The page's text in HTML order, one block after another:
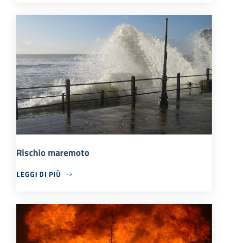
Rischio maremoto
LEGGI DI PIÙ